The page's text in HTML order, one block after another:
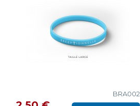
BRA002